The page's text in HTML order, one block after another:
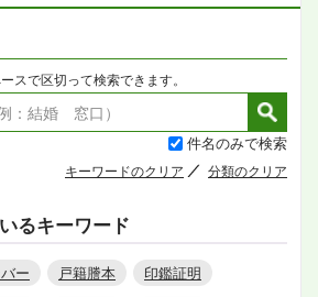
スで区切って検索できます。
件名のみで検索
キーワードのクリア 分類のクリア
るキーワード
ー 戸籍謄本
印鑑証明